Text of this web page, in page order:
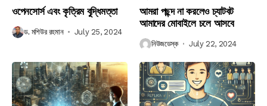
ওপেনসোর্স এবং কৃত্রিম বুদ্ধিমত্তা
ড. মশিউর রহমান July 25, 2024
আমরা পছন্দ না করলেও চ্যাটবট
আমাদের মোবাইলে চলে আসবে
নিউজডেস্ক July 22, 2024